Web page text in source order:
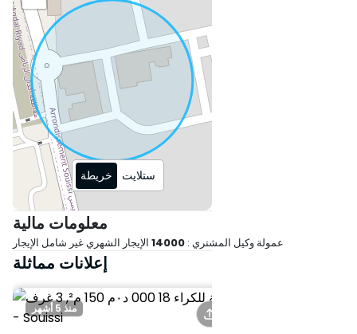
• الميزات: شقة مشرقة طوال اليوم
بفضل توجيهها، قريبة من جميع وسائل
الراحة.
الإيجار: 14،000 درهم / شهر
اتصل بنا اليوم للحصول على مزيد من
المعلومات أو لترتيب زيارة! (العروض
المماثلة متوفرة)
خريطة ستلايت
معلومات مالية
عمولة وكيل المشتري : 14000 الإيجار الشهري غير شامل الإيجار
إعلانات مماثلة
منذ 5 أشهر